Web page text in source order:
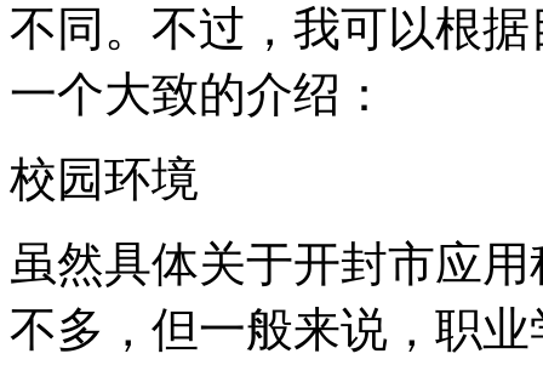
不同。不过，我可以根
一个大致的介绍：
校园环境
虽然具体关于开封市应
不多，但一般来说，职